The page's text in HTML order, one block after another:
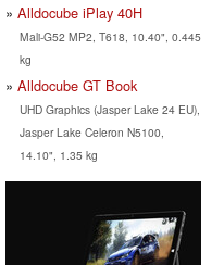
Alldocube iPlay 40H
Mali-G52 MP2, T618, 10.40", 0.445
kg
Alldocube GT Book
UHD Graphics (Jasper Lake 24 EU),
Jasper Lake Celeron N5100,
14.10", 1.35 kg